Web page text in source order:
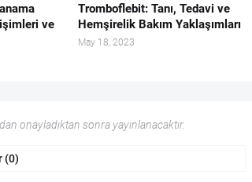
ve
Tromboflebit: Tanı, Tedavi ve
Hemşirelik Bakım Yaklaşımları
May 18, 2023
onayladıktan sonra yayınlanacaktır.
(0)